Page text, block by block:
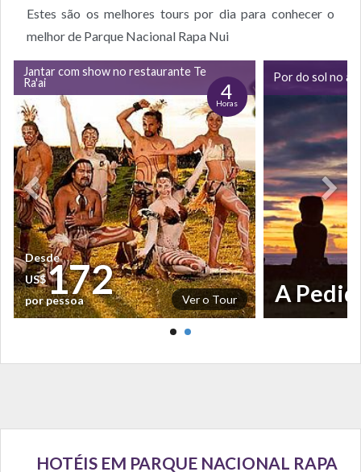
Estes são os melhores tours por dia para conhecer o
melhor de Parque Nacional Rapa Nui
Jantar com show no restaurante Te
Ra'ai
4
Horas
Ver o Tour
Desde
US$172
por pessoa
Por do sol no
A
HOTÉIS EM PARQUE NACIONAL RAPA